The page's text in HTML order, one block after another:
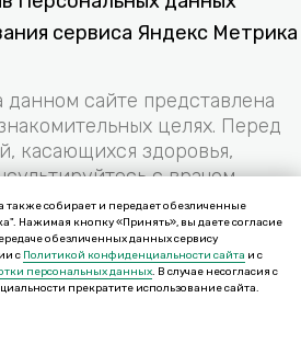
также собирает и передает обезличенные
Нажимая кнопку «Принять», вы даете согласие
обезличенных данных сервису
с Политикой конфиденциальности сайта и с
персональных данных. В случае несогласия с
прекратите использование сайта.